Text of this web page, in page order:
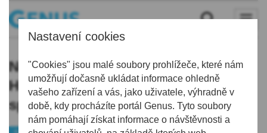
Nastavení cookies
"Cookies" jsou malé soubory prohlížeče, které nám
umožňují dočasně ukládat informace ohledně
vašeho zařízení a vás, jako uživatele, výhradně v
době, kdy procházíte portál Genus. Tyto soubory
nám pomáhají získat informace o návštěvnosti a
Nedotknutelná čísla legend: Milan
Hnilička, nyní politik a šéf Národní
sportovní agentury